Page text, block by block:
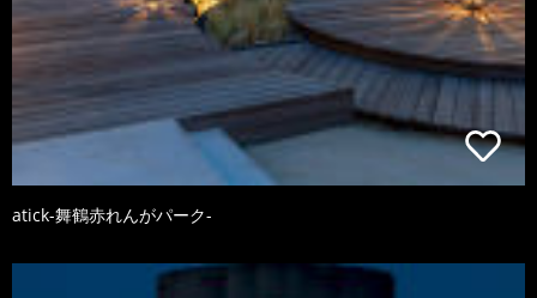
atick-舞鶴赤れんがパーク-